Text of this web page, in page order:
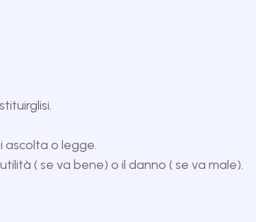
ascolta o legge.
( se va bene) o il danno ( se va male).